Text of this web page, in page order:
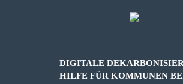
DIGITALE
HILFE FÜR KOMMUNEN